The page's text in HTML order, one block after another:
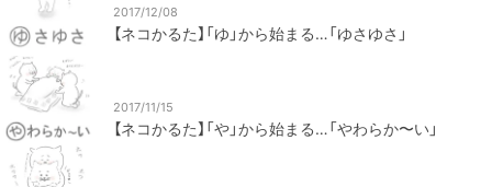
2017/12/08
【ネコかるた】「ゆ」から始まる…「ゆさゆさ」
2017/11/15
【ネコかるた】「や」から始まる…「やわらか〜い」